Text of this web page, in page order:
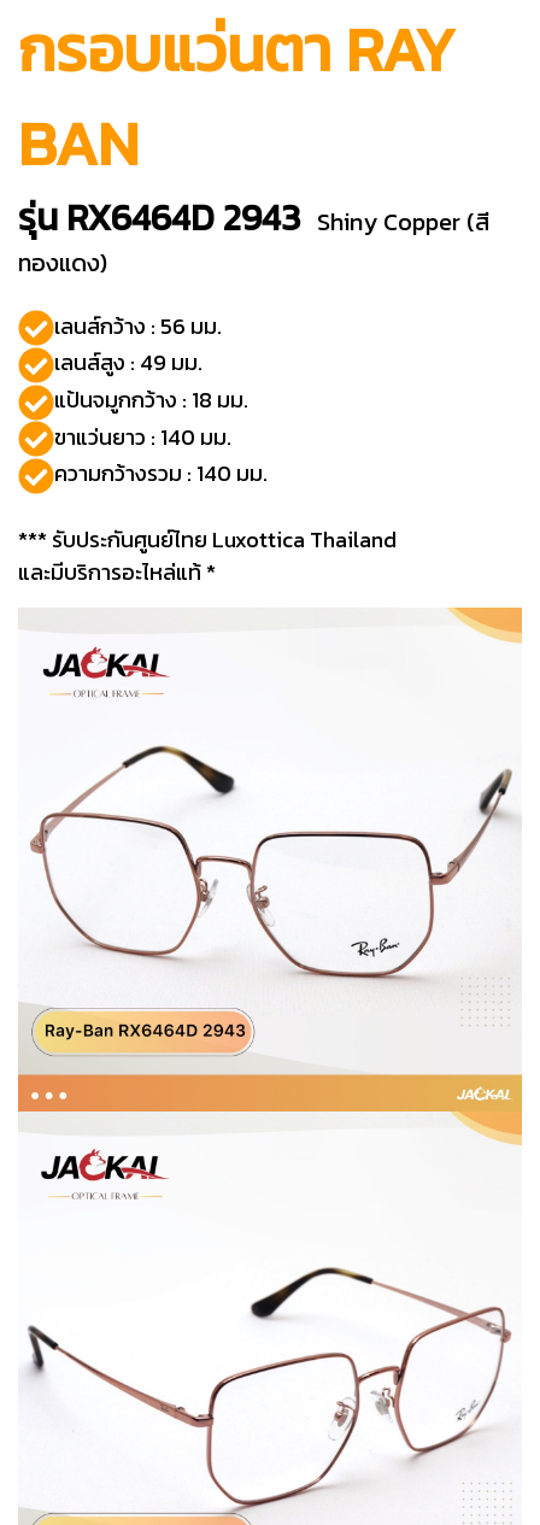
กรอบแว่นตา RAY
BAN
รุ่น RX6464D 2943 Shiny Copper (สี
ทองแดง)
เลนส์กว้าง : 56 มม.
เลนส์สูง : 49 มม.
แป้นจมูกกว้าง : 18 มม.
ขาแว่นยาว : 140 มม.
ความกว้างรวม : 140 มม.
*** รับประกันศูนย์ไทย Luxottica Thailand
และมีบริการอะไหล่แท้ *